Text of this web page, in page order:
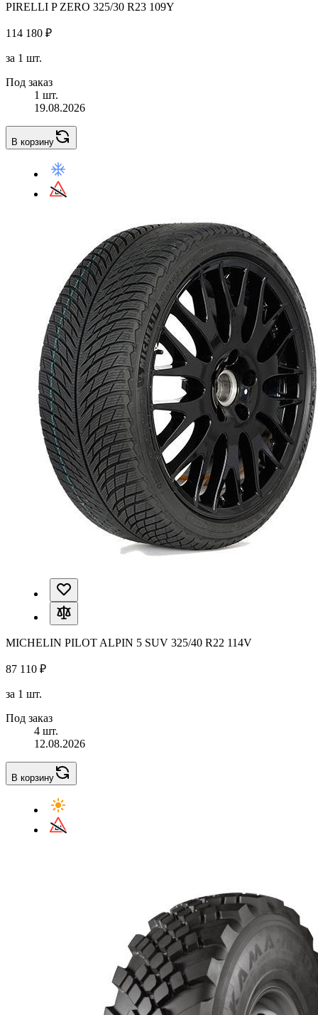
PIRELLI P ZERO 325/30 R23 109Y
114 180 ₽
за 1 шт.
Под заказ
1 шт.
19.08.2026
В корзину
MICHELIN PILOT ALPIN 5 SUV 325/40 R22 114V
87 110 ₽
за 1 шт.
Под заказ
4 шт.
12.08.2026
В корзину